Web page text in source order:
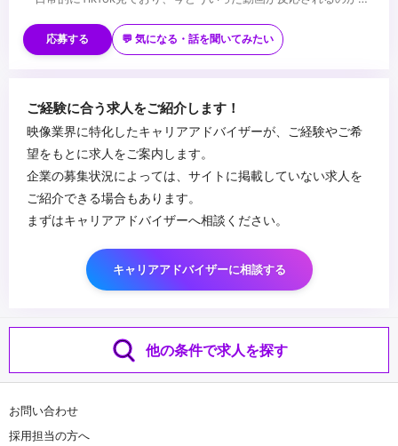
・縦型動画の企画・制作のご経験
・クライアントとのコミュニケーションスキル
・映像制作に関する知識/経験
・制作コストも踏まえた上で、企画を練り上げることができる方
...
応募する 💬 気になる・話を聞いてみたい
ご経験に合う求人をご紹介します！
映像業界に特化したキャリアアドバイザーが、ご経験やご希
望をもとに求人をご案内します。
企業の募集状況によっては、サイトに掲載していない求人を
ご紹介できる場合もあります。
まずはキャリアアドバイザーへ相談ください。
キャリアアドバイザーに相談する
他の条件で求人を探す
お問い合わせ
採用担当の方へ